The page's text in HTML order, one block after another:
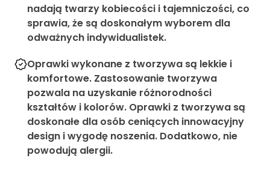
nadają twarzy kobiecości i tajemniczości, co
sprawia, że są doskonałym wyborem dla
odważnych indywidualistek.
Oprawki wykonane z tworzywa są lekkie i
komfortowe. Zastosowanie tworzywa
pozwala na uzyskanie różnorodności
kształtów i kolorów. Oprawki z tworzywa są
doskonałe dla osób ceniących innowacyjny
design i wygodę noszenia. Dodatkowo, nie
powodują alergii.